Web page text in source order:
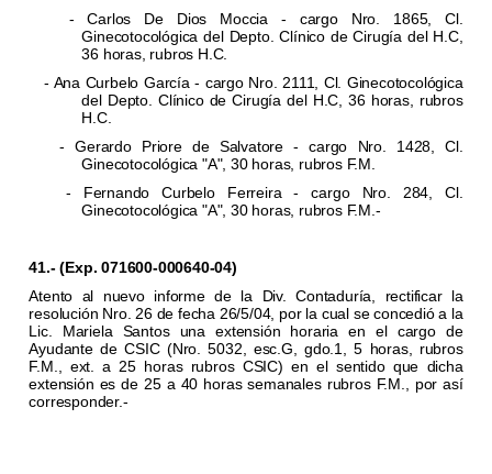
- Carlos De Dios Moccia - cargo Nro. 1865, Cl.
Ginecotocológica del Depto. Clínico de Cirugía del H.C,
36 horas, rubros H.C.
- Ana Curbelo García - cargo Nro. 2111, Cl. Ginecotocológica
del Depto. Clínico de Cirugía del H.C, 36 horas, rubros
H.C.
- Gerardo Priore de Salvatore - cargo Nro. 1428, Cl.
Ginecotocológica "A", 30 horas, rubros F.M.
- Fernando Curbelo Ferreira - cargo Nro. 284, Cl.
Ginecotocológica "A", 30 horas, rubros F.M.-
41.- (Exp. 071600-000640-04)
Atento al nuevo informe de la Div. Contaduría, rectificar la
resolución Nro. 26 de fecha 26/5/04, por la cual se concedió a la
Lic. Mariela Santos una extensión horaria en el cargo de
Ayudante de CSIC (Nro. 5032, esc.G, gdo.1, 5 horas, rubros
F.M., ext. a 25 horas rubros CSIC) en el sentido que dicha
extensión es de 25 a 40 horas semanales rubros F.M., por así
corresponder.-